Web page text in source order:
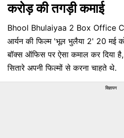
करोड़ की तगड़ी कमाई
Bhool Bhulaiyaa 2 Box Office
आर्यन की फिल्म 'भूल भुलैया 2' 20 मई
बॉक्स ऑफिस पर ऐसा कमाल कर दिया
सितारे अपनी फिल्मों से करना चाहते थे.
विज्ञापन